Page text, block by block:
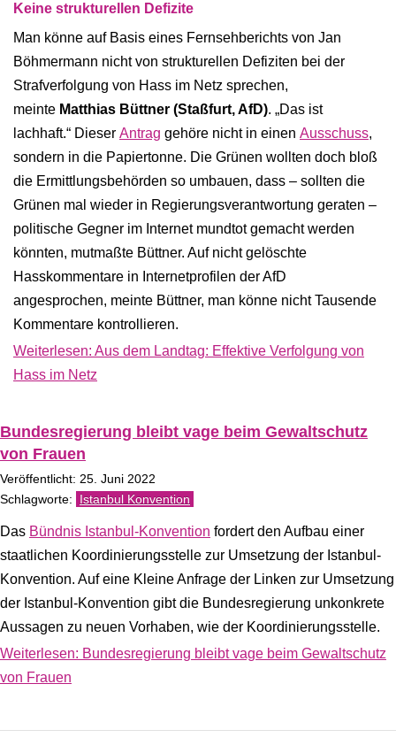
Keine strukturellen Defizite
Man könne auf Basis eines Fernsehberichts von Jan
Böhmermann nicht von strukturellen Defiziten bei der
Strafverfolgung von Hass im Netz sprechen,
meinte Matthias Büttner (Staßfurt, AfD). „Das ist
lachhaft.“ Dieser Antrag gehöre nicht in einen Ausschuss,
sondern in die Papiertonne. Die Grünen wollten doch bloß
die Ermittlungsbehörden so umbauen, dass – sollten die
Grünen mal wieder in Regierungsverantwortung geraten –
politische Gegner im Internet mundtot gemacht werden
könnten, mutmaßte Büttner. Auf nicht gelöschte
Hasskommentare in Internetprofilen der AfD
angesprochen, meinte Büttner, man könne nicht Tausende
Kommentare kontrollieren.
Weiterlesen: Aus dem Landtag: Effektive Verfolgung von
Hass im Netz
Bundesregierung bleibt vage beim Gewaltschutz
von Frauen
Veröffentlicht: 25. Juni 2022
Istanbul Konvention
Das Bündnis Istanbul-Konvention fordert den Aufbau einer
staatlichen Koordinierungsstelle zur Umsetzung der Istanbul-
Konvention. Auf eine Kleine Anfrage der Linken zur Umsetzung
der Istanbul-Konvention gibt die Bundesregierung unkonkrete
Aussagen zu neuen Vorhaben, wie der Koordinierungsstelle.
Weiterlesen: Bundesregierung bleibt vage beim Gewaltschutz
von Frauen